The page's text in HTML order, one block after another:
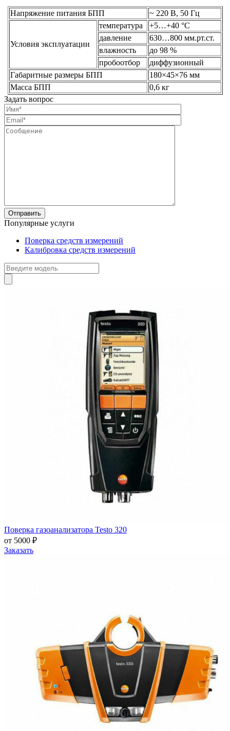
Напряжение питания БПП ~ 220 В, 50 Гц
Условия эксплуатации
температура
+5…+40 °С
давление
630…800 мм.рт.ст.
влажность
до 98 %
пробоотбор
диффузионный
Габаритные размеры БПП
180×45×76 мм
Масса БПП
0,6 кг
Задать вопрос
Популярные услуги
Поверка средств измерений
Калибровка средств измерений
Поверка газоанализатора Testo 320
от 5000 ₽
Заказать